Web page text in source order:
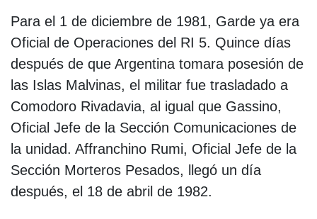
Para el 1 de diciembre de 1981, Garde ya era
Oficial de Operaciones del RI 5. Quince días
después de que Argentina tomara posesión de
las Islas Malvinas, el militar fue trasladado a
Comodoro Rivadavia, al igual que Gassino,
Oficial Jefe de la Sección Comunicaciones de
la unidad. Affranchino Rumi, Oficial Jefe de la
Sección Morteros Pesados, llegó un día
después, el 18 de abril de 1982.